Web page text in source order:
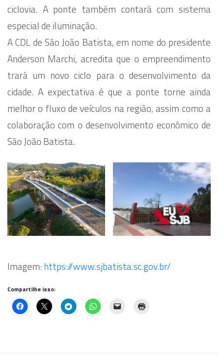
ciclovia. A ponte também contará com sistema
especial de iluminação.
A CDL de São João Batista, em nome do presidente
Anderson Marchi, acredita que o empreendimento
trará um novo ciclo para o desenvolvimento da
cidade. A expectativa é que a ponte torne ainda
melhor o fluxo de veículos na região, assim como a
colaboração com o desenvolvimento econômico de
São João Batista.
Imagem: https://www.sjbatista.sc.gov.br/
Compartilhe isso: